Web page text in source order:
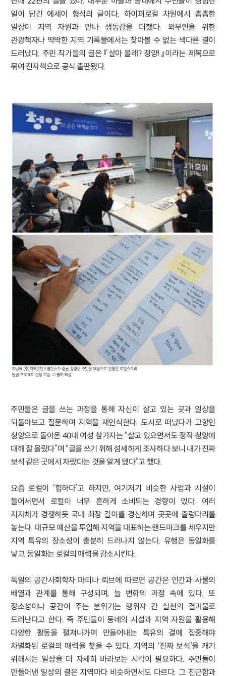
일이 담긴 에세이 형식의 글이다. 하이퍼로컬 차원에서 촘촘한
일상이 지역 자원과 만나 생동감을 더했다. 외부인을 위한
관광책자나 딱딱한 지역 기록물에서는 찾아볼 수 없는 색다른 결이
드러났다. 주민 작가들의 글은 『살아 볼래? 청양!』이라는 제목으로
묶여 전자책으로 공식 출판됐다.
주민들은 글을 쓰는 과정을 통해 자신이 살고 있는 곳과 일상을
되돌아보고 질문하며 지역을 재인식한다. 도시로 떠났다가 고향인
청양으로 돌아온 40대 여성 참가자는 “살고 있으면서도 정작 청양에
대해 잘 몰랐다”며 “글을 쓰기 위해 섬세하게 조사하다 보니 내가 진짜
보석 같은 곳에서 자랐다는 것을 알게 됐다”고 했다.
요즘 로컬이 ‘힙하다’고 하지만, 여기저기 비슷한 사업과 시설이
들어서면서 로컬이 너무 흔하게 소비되는 경향이 있다. 여러
지자체가 경쟁하듯 국내 최장 길이를 경신하며 곳곳에 출렁다리를
놓는다. 대규모 예산을 투입해 지역을 대표하는 랜드마크를 세우지만
지역 특유의 장소성이 충분히 드러나지 않는다. 유행은 동일화를
낳고, 동일화는 로컬의 매력을 감소시킨다.
독일의 공간사회학자 마티나 뢰브에 따르면 공간은 인간과 사물의
배열과 관계를 통해 구성되며, 늘 변화의 과정 속에 있다. 또
장소성이나 공간이 주는 분위기는 행위자 간 실천의 결과물로
드러난다고 한다. 즉 주민들이 동네의 시설과 지역 자원을 활용해
다양한 활동을 펼쳐나가며 만들어내는 특유의 결에 집중해야
차별화된 로컬의 매력을 찾을 수 있다. 지역의 ‘진짜 보석’을 캐기
위해서는 일상을 더 자세히 바라보는 시각이 필요하다. 주민들이
만들어낸 일상의 결은 지역마다 비슷하면서도 다르다. 그 친근함과